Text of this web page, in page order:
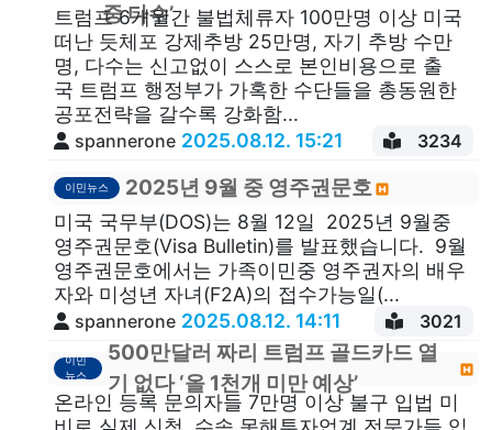
중 다수’
트럼프 6개월간 불법체류자 100만명 이상 미국
떠난 듯체포 강제추방 25만명, 자기 추방 수만
명, 다수는 신고없이 스스로 본인비용으로 출
국 트럼프 행정부가 가혹한 수단들을 총동원한
공포전략을 갈수록 강화함...
spannerone 2025.08.12. 15:21 3234
이민뉴스 2025년 9월 중 영주권문호
미국 국무부(DOS)는 8월 12일 2025년 9월중
영주권문호(Visa Bulletin)를 발표했습니다. 9월
영주권문호에서는 가족이민중 영주권자의 배우
자와 미성년 자녀(F2A)의 접수가능일(...
spannerone 2025.08.12. 14:11 3021
이민
뉴스
500만달러 짜리 트럼프 골드카드 열
기 없다 ‘올 1천개 미만 예상’
온라인 등록 문의자들 7만명 이상 불구 입법 미